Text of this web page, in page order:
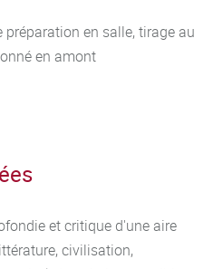
en salle, tirage au
en amont
et critique d'une aire
civilisation,